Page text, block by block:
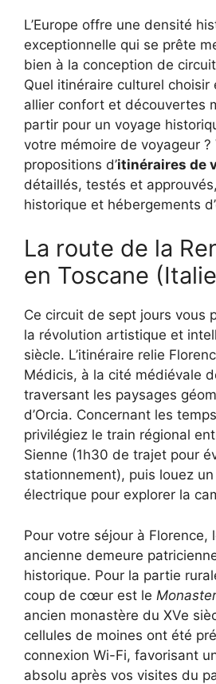
L’Europe offre une densité
exceptionnelle qui se prête
bien à la conception de
Quel itinéraire culturel choisir
allier confort et découvertes
partir pour un voyage
votre mémoire de voyageur ?
propositions d’itinéraires de
détaillés, testés et
historique et hébergements
La route de la
en Toscane
Ce circuit de sept jours vous
la révolution artistique et
siècle. L’itinéraire relie
Médicis, à la cité médiévale
traversant les paysages
d’Orcia. Concernant les
privilégiez le train régional
Sienne (1h30 de trajet pour
stationnement), puis louez
électrique pour explorer la
Pour votre séjour à Florence,
ancienne demeure
historique. Pour la partie
coup de cœur est le
ancien monastère du XVe
cellules de moines ont été
connexion Wi-Fi, favorisant
absolu après vos visites du